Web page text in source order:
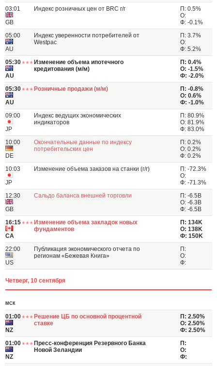
03:01
GB
Индекс розничных цен от BRC г/г
П: 0.5%
О:
Ф: -0.1%
05:00
AU
Индекс уверенности потребителей от
Westpac
П: 3.7%
О:
Ф: 5.2%
05:30
AU
Изменение объема ипотечного
кредитования (м/м)
П: 0.4%
О: -1.5%
Ф: -2.0%
05:30
AU
Розничные продажи (м/м)
П: -0.8%
О: 0.6%
Ф: -1.0%
09:00
JP
Индекс ведущих экономических
индикаторов
П: 80.9%
О: 81.9%
Ф: 83.0%
10:00
DE
Окончательные данные по индексу
потребительских цен
П: 0.2%
О: 0.2%
Ф: 0.2%
10:03
JP
Изменение объема заказов на станки (г/г)
П: -72.3%
О:
Ф: -71.3%
12:30
GB
Сальдо баланса внешней торговли
П: -6.5B
О: -6.3B
Ф: -6.5B
16:15
CA
Изменение объема закладок новых
фундаментов
П: 134K
О: 138K
Ф: 150K
22:00
US
Публикация экономического отчета по
регионам «Бежевая Книга»
П:
О:
Ф:
Четверг, 10 сентября
МСК
01:00
NZ
Решение ЦБ по основной процентной
ставке
П: 2.50%
О: 2.50%
Ф: 2.50%
01:00
NZ
Пресс-конференция Резервного Банка
Новой Зеландии
П:
О:
Ф: